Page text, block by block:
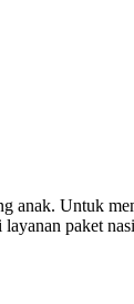
anak. Untuk
layanan paket